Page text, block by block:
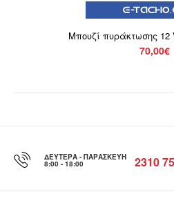
Μπουζί πυράκτωσης 12
70,00€
ΔΕΥΤΈΡΑ - ΠΑΡΑΣΚΕΥΉ
8:00 - 18:00 2310